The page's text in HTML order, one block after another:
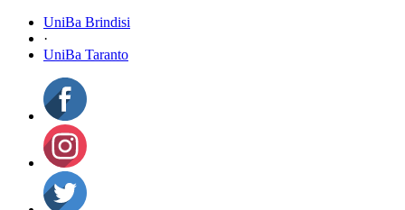
UniBa Brindisi
·
UniBa Taranto